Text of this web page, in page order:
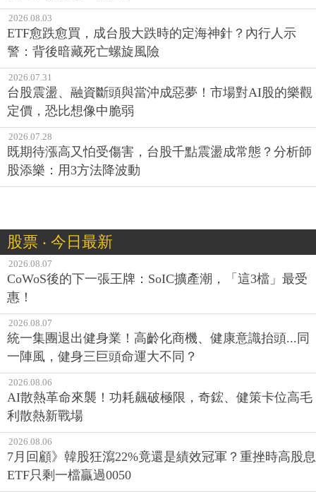
2026.08.03
ETF愈跌愈買，成台股大跌時的定海神針？內行人示
警：背後暗藏死亡螺旋風險
2026.07.31
台股震盪、融資斷頭與當沖成惡夢！市場對AI股的樂觀
定價，恐比想像中脆弱
2026.07.28
既期待漲高又怕受傷害，台股千點震盪成常態？分析師
股添樂：用3方法降波動
股票 ‧ 今日最新
2026.08.07
CoWoS後的下一張王牌：SoIC擴產潮，「這3檔」最受
惠！
2026.08.07
統一集團退出健身業！高齡化商機、健康意識抬頭...同
一陣風，健身三巨頭命運大不同？
2026.08.06
AI散熱革命來襲！功耗飆破極限，奇鋐、健策卡位高毛
利散熱新戰場
2026.08.06
7月回顧》韓股狂瀉22%竟還是績效冠軍？重挫時高股息
ETF只剩一檔贏過0050